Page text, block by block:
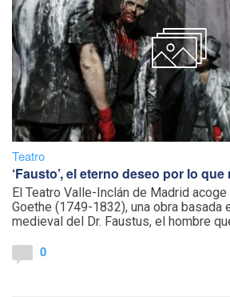
Teatro
‘Fausto’, el eterno deseo por lo
El Teatro Valle-Inclán de Madrid acoge
Goethe (1749-1832), una obra basada
medieval del Dr. Faustus, el hombre
0